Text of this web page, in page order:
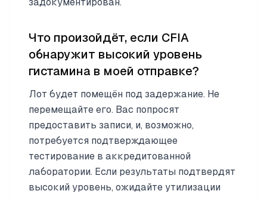
Что произойдёт, если CFIA
обнаружит высокий уровень
гистамина в моей отправке?
Лот будет помещён под задержание. Не
перемещайте его. Вас попросят
предоставить записи, и, возможно,
потребуется подтверждающее
тестирование в аккредитованной
лаборатории. Если результаты подтвердят
высокий уровень, ожидайте утилизации